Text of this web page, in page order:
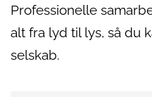
Professionelle
alt fra lyd til lys, så du
selskab.